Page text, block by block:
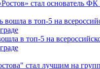
стал основатель ФК
в топ-5 на